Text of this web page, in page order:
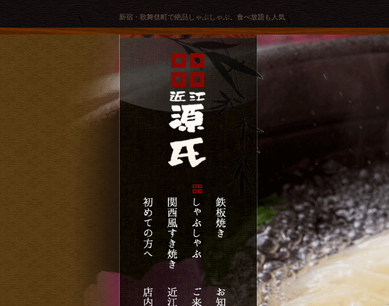
新宿・歌舞伎町で絶品しゃぶしゃぶ。食べ放題も人気